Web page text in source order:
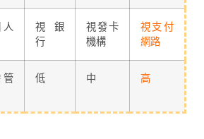
視銀
行
視發卡
機構
視支付
網路
低 中 高